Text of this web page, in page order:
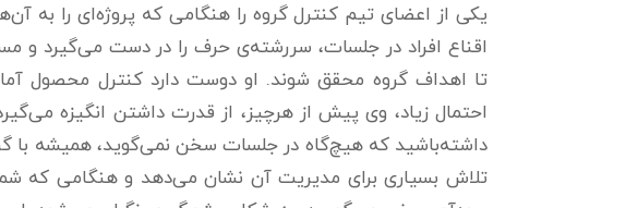
یکی از اعضای تیم کنترل گروه را هنگامی که پروژه‌ای را به
اقناع افراد در جلسات، سررشته‌ی حرف را در دست می‌گیرد و
تا اهداف گروه محقق شوند. او دوست دارد کنترل محصول
احتمال زیاد، وی پیش از هرچیز، از قدرت داشتن انگیزه
داشته‌باشید که هیچ‌گاه در جلسات سخن نمی‌گوید، همیشه با
تلاش بسیاری برای مدیریت آن نشان می‌دهد و هنگامی که شما